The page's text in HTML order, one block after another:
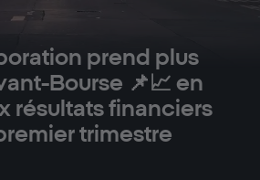
prend plus
Bourse 📌📈 en
résultats financiers
trimestre